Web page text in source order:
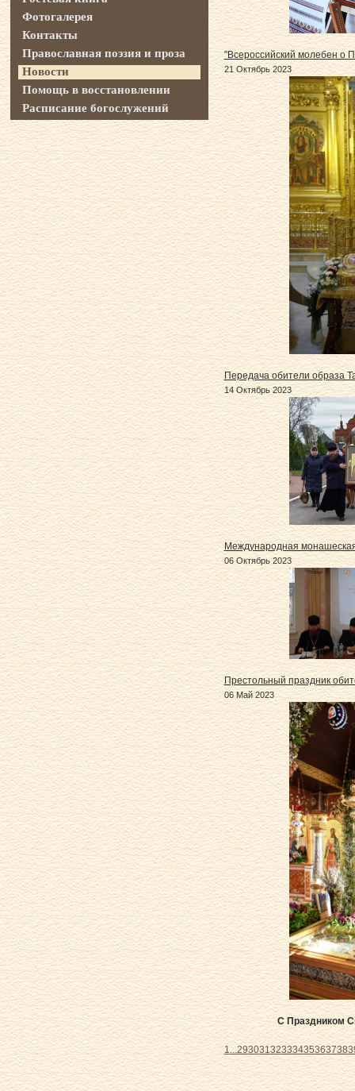
"Всероссийский молебен о
21 Октябрь 2023
Передача обители образа
14 Октябрь 2023
Международная
06 Октябрь 2023
Престольный праздник
06 Май 2023
С Праздником
1...29303132333435363738
Фотогалерея
Контакты
Православная поэзия и проза
Новости
Помощь в восстановлении
Расписание богослужений